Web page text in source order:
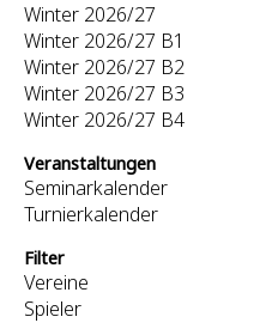
Winter 2026/27
Winter 2026/27 B1
Winter 2026/27 B2
Winter 2026/27 B3
Winter 2026/27 B4
Veranstaltungen
Seminarkalender
Turnierkalender
Filter
Vereine
Spieler